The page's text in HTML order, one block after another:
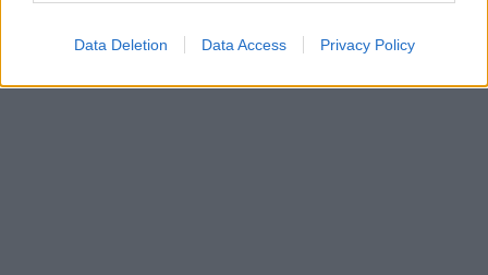
Data Deletion Data Access Privacy Policy